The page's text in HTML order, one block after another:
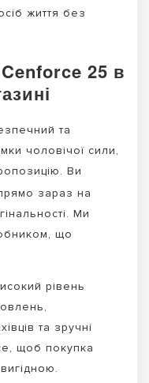
життя без
25 в
та
чоловічої сили,
Ви
зараз на
Ми
що
рівень
та зручні
щоб покупка